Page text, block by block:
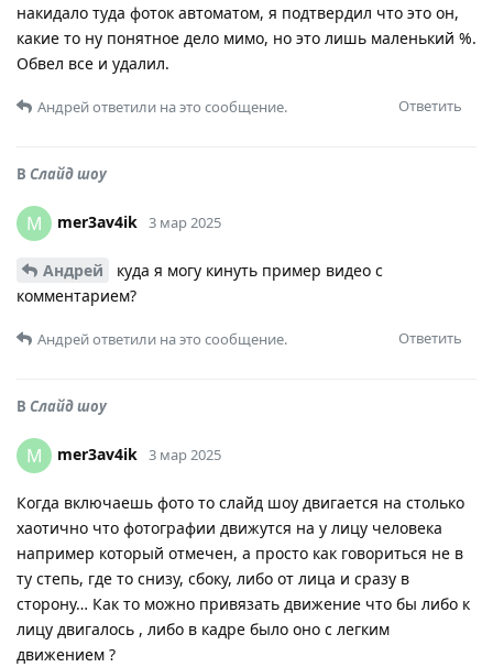
накидало туда фоток автоматом, я подтвердил что это он,
какие то ну понятное дело мимо, но это лишь маленький %.
Обвел все и удалил.
Ответить
Андрейответили на это сообщение.
В Слайд шоу
M mer3av4ik 3 мар 2025
Андрей
куда я могу кинуть пример видео с
комментарием?
Ответить
Андрейответили на это сообщение.
В Слайд шоу
M mer3av4ik 3 мар 2025
Когда включаешь фото то слайд шоу двигается на столько
хаотично что фотографии движутся на у лицу человека
например который отмечен, а просто как говориться не в
ту степь, где то снизу, сбоку, либо от лица и сразу в
сторону… Как то можно привязать движение что бы либо к
лицу двигалось , либо в кадре было оно с легким
движением ?